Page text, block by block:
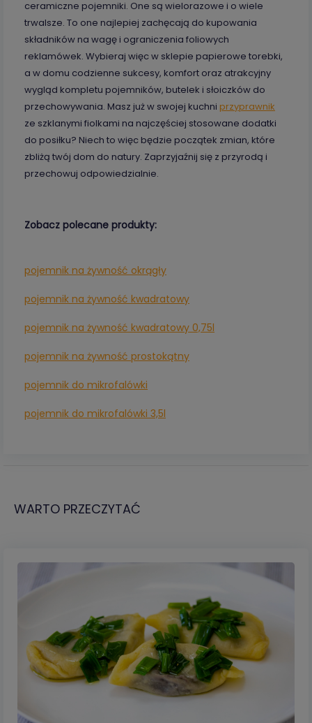
ceramiczne pojemniki. One są wielorazowe i o wiele
trwalsze. To one najlepiej zachęcają do kupowania
składników na wagę i ograniczenia foliowych
reklamówek. Wybieraj więc w sklepie papierowe torebki,
a w domu codzienne sukcesy, komfort oraz atrakcyjny
wygląd kompletu pojemników, butelek i słoiczków do
przechowywania. Masz już w swojej kuchni przyprawnik
ze szklanymi fiolkami na najczęściej stosowane dodatki
do posiłku? Niech to więc będzie początek zmian, które
zbliżą twój dom do natury. Zaprzyjaźnij się z przyrodą i
przechowuj odpowiedzialnie.
Zobacz polecane produkty:
pojemnik na żywność okrągły
pojemnik na żywność kwadratowy
pojemnik na żywność kwadratowy 0,75l
pojemnik na żywność prostokątny
pojemnik do mikrofalówki
pojemnik do mikrofalówki 3,5l
WARTO PRZECZYTAĆ